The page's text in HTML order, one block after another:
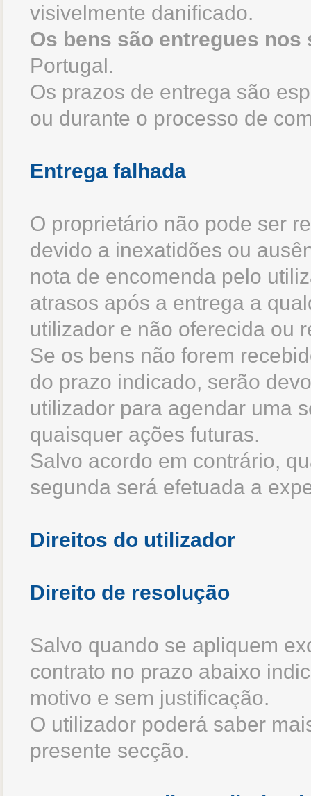
visivelmente danificado.
Os bens são entregues
Portugal.
Os prazos de entrega são
ou durante o processo de
Entrega falhada
O proprietário não pode ser
devido a inexatidões ou
nota de encomenda pelo
atrasos após a entrega a
utilizador e não oferecida ou
Se os bens não forem
do prazo indicado, serão
utilizador para agendar uma
quaisquer ações futuras.
Salvo acordo em contrário,
segunda será efetuada a
Direitos do utilizador
Direito de resolução
Salvo quando se apliquem
contrato no prazo abaixo
motivo e sem justificação.
O utilizador poderá saber
presente secção.